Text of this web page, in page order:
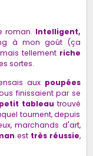
roman. Intelligent,
à mon goût (ça
tellement riche
sortes.
aux poupées
finissaient par se
tableau trouvé
tournent, depuis
marchands d'art,
esttrès réussie,